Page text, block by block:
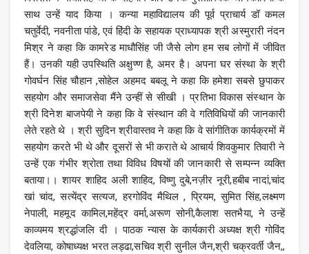
साथ उन्हें याद किया । कन्या महाविद्यालय की पूर्व प्राचार्य डॉ कमल
चतुर्वेदी, नवनीता पांडे, एवं हिंदी के सहायक प्राध्यापक श्री अस्मुरारी नंदन
मिश्र ने कहा कि कामरेड माधौसिंह जी जैसे लोग हम सब लोगों में जीवित
हैं। उनकी यही उपस्थिति अक्षुण्ण है, अमर है। अपना घर संस्था के श्री
गोवर्घन सिंह चौहान ,सोहेल अहमद बबलू ने कहा कि हमेशा सबसे छुपाकर
सहयोग और समाजसेवा मैंने उन्हीं से सीखी । प्रतिभा विकास संस्थान के
श्री दिनेश बाजपेयी ने कहा कि वे संस्थान की वे गतिविधियों की जानकारी
लेते रहते थे । श्री सुदिन श्रीवास्तव ने कहा कि वे सांगीतिक कार्यक्रमों में
सहयोग करते भी थे और दूसरों से भी कराते थे आचार्य शिवकुमार तिवारी ने
उन्हें एक गंभीर श्रोता तथा विविध विषयों की जानकारी से सम्पन्न व्यक्ति
बताया।। शायर शाहिद अली शाहिद, विष्णु दुबे,नज़ीर नूरी,हबीब नादां,चांद
खां चांद, सत्येंद्र सत्यज, हरगोविंद मैथिल , प्रियम, सुमित सिंह,लक्ष्मण
नेपाली, महमूद कामिल,महेंद्र वर्मा,अरूण सोनी,कैलाश सतभैया, ने उन्हें
काव्यमय श्रद्धांजलि दी । पाठक न्यास के कार्यकारी अध्यक्ष श्री गोविंद
देवलिया, कोषाध्यक्ष भरत लड्ढा,सचिव श्री सुनील जैन,श्री चक्रवर्ती जैन,,